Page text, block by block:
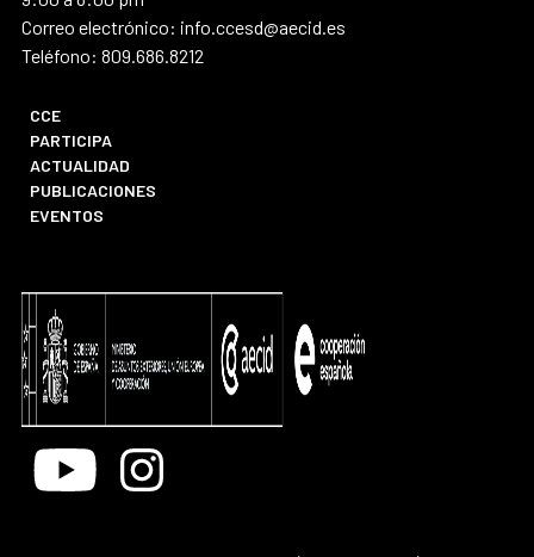
Correo electrónico: info.ccesd@aecid.es
Teléfono: 809.686.8212
CCE
PARTICIPA
ACTUALIDAD
PUBLICACIONES
EVENTOS
Youtube Instagram